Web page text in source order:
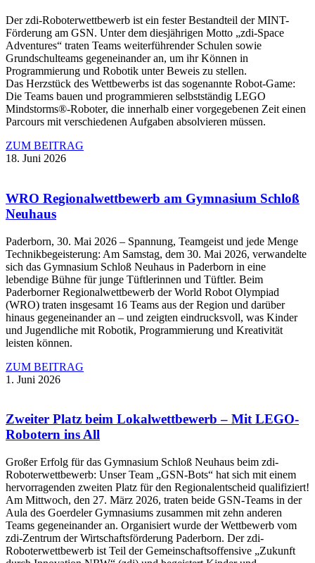
Der zdi-Roboterwettbewerb ist ein fester Bestandteil der MINT-
Förderung am GSN. Unter dem diesjährigen Motto „zdi-Space
Adventures“ traten Teams weiterführender Schulen sowie
Grundschulteams gegeneinander an, um ihr Können in
Programmierung und Robotik unter Beweis zu stellen.
Das Herzstück des Wettbewerbs ist das sogenannte Robot-Game:
Die Teams bauen und programmieren selbstständig LEGO
Mindstorms®-Roboter, die innerhalb einer vorgegebenen Zeit einen
Parcours mit verschiedenen Aufgaben absolvieren müssen.
ZUM BEITRAG
18. Juni 2026
WRO Regionalwettbewerb am Gymnasium Schloß
Neuhaus
Paderborn, 30. Mai 2026 – Spannung, Teamgeist und jede Menge
Technikbegeisterung: Am Samstag, dem 30. Mai 2026, verwandelte
sich das Gymnasium Schloß Neuhaus in Paderborn in eine
lebendige Bühne für junge Tüftlerinnen und Tüftler. Beim
Paderborner Regionalwettbewerb der World Robot Olympiad
(WRO) traten insgesamt 16 Teams aus der Region und darüber
hinaus gegeneinander an – und zeigten eindrucksvoll, was Kinder
und Jugendliche mit Robotik, Programmierung und Kreativität
leisten können.
ZUM BEITRAG
1. Juni 2026
Zweiter Platz beim Lokalwettbewerb – Mit LEGO-
Robotern ins All
Großer Erfolg für das Gymnasium Schloß Neuhaus beim zdi-
Roboterwettbewerb: Unser Team „GSN-Bots“ hat sich mit einem
hervorragenden zweiten Platz für den Regionalentscheid qualifiziert!
Am Mittwoch, den 27. März 2026, traten beide GSN-Teams in der
Aula des Goerdeler Gymnasiums zusammen mit zehn anderen
Teams gegeneinander an. Organisiert wurde der Wettbewerb vom
zdi-Zentrum der Wirtschaftsförderung Paderborn. Der zdi-
Roboterwettbewerb ist Teil der Gemeinschaftsoffensive „Zukunft